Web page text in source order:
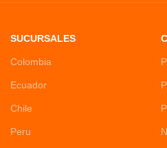
SUCURSALES
Colombia
Ecuador
Chile
Peru